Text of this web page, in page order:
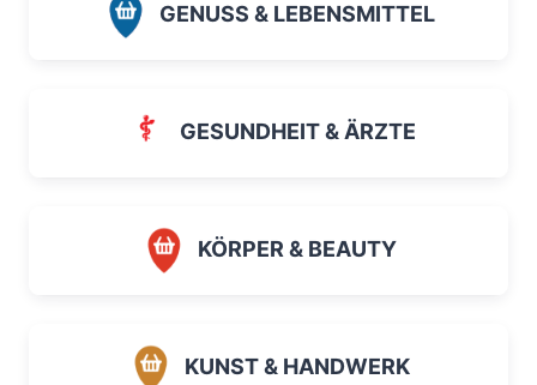
GENUSS & LEBENSMITTEL
GESUNDHEIT & ÄRZTE
KÖRPER & BEAUTY
KUNST & HANDWERK